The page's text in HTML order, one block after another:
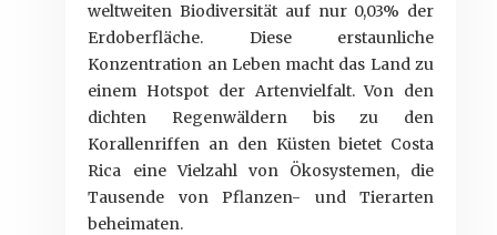
weltweiten Biodiversität auf nur 0,03% der
Erdoberfläche. Diese erstaunliche
Konzentration an Leben macht das Land zu
einem Hotspot der Artenvielfalt. Von den
dichten Regenwäldern bis zu den
Korallenriffen an den Küsten bietet Costa
Rica eine Vielzahl von Ökosystemen, die
Tausende von Pflanzen- und Tierarten
beheimaten.